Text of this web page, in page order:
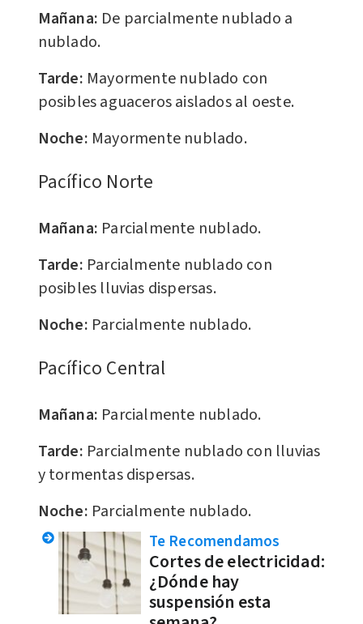
Mañana: De parcialmente nublado a
nublado.
Tarde: Mayormente nublado con
posibles aguaceros aislados al oeste.
Noche: Mayormente nublado.
Pacífico Norte
Mañana: Parcialmente nublado.
Tarde: Parcialmente nublado con
posibles lluvias dispersas.
Noche: Parcialmente nublado.
Pacífico Central
Mañana: Parcialmente nublado.
Tarde: Parcialmente nublado con lluvias
y tormentas dispersas.
Noche: Parcialmente nublado.
Te Recomendamos
Cortes de electricidad:
¿Dónde hay
suspensión esta